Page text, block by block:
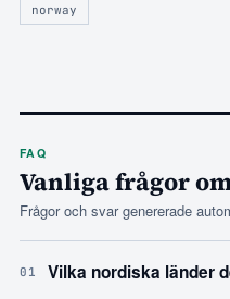
norway
FAQ
Vanliga frågor
Frågor och svar genererade
01 Vilka nordiska länder